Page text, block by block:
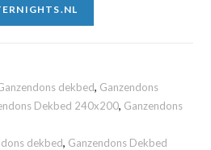
dekbed, Ganzendons
Dekbed 240x200, Ganzendons
dekbed, Ganzendons Dekbed